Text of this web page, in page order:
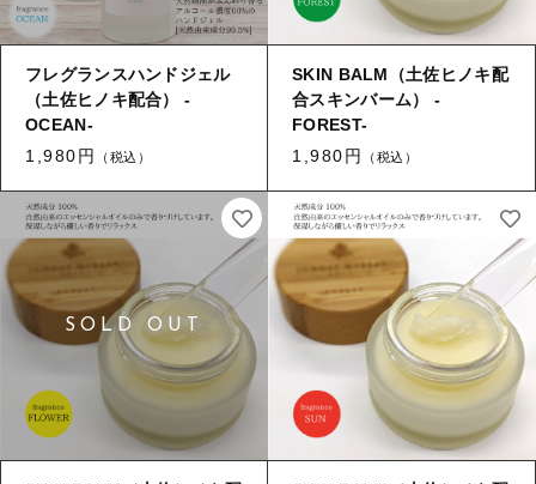
フレグランスハンドジェル
（土佐ヒノキ配合） -
OCEAN-
1,980円
（税込）
SKIN BALM（土佐ヒノキ配
合スキンバーム） -
FOREST-
1,980円
（税込）